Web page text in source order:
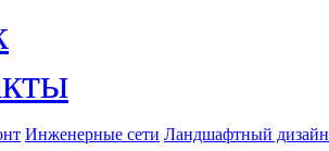
Инженерные сети Ландшафтный дизайн